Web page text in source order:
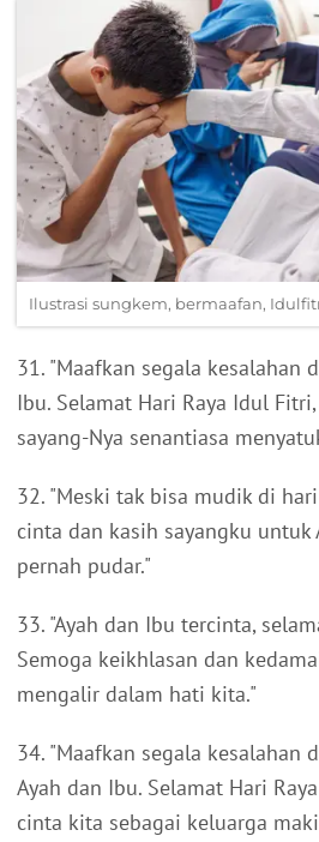
Ilustrasi sungkem, bermaafan,
31. "Maafkan segala kesalahan
Ibu. Selamat Hari Raya Idul
sayang-Nya senantiasa
32. "Meski tak bisa mudik di
cinta dan kasih sayangku untuk
pernah pudar."
33. "Ayah dan Ibu tercinta,
Semoga keikhlasan dan
mengalir dalam hati kita."
34. "Maafkan segala kesalahan
Ayah dan Ibu. Selamat Hari
cinta kita sebagai keluarga